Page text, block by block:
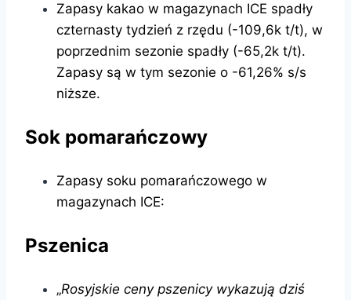
Zapasy kakao w magazynach ICE spadły
czternasty tydzień z rzędu (-109,6k t/t), w
poprzednim sezonie spadły (-65,2k t/t).
Zapasy są w tym sezonie o -61,26% s/s
niższe.
Sok pomarańczowy
Zapasy soku pomarańczowego w
magazynach ICE:
Pszenica
„Rosyjskie ceny pszenicy wykazują dziś